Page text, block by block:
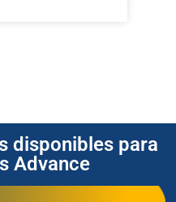
disponibles para
Advance